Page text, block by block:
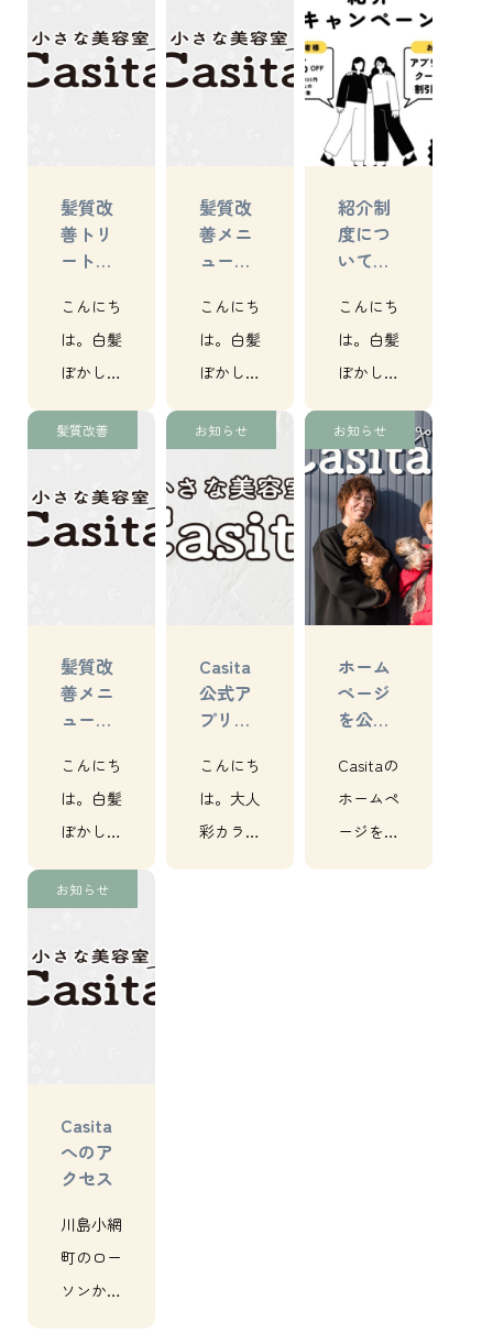
質改善！
更にはヘ
さな美容
室
で…
でも多く
のお客様
の期限を
⇒6/30…
め）と髪
更にはヘ
ッドスパ
が得意
さな美容
室
で…
髪質改
善トリ
ートメ
ャンペ
ーン
（6/30
｜各務
原｜美
こんにち
は。白髪
ぼかし
（明るい
白髪染
質改善！
更にはヘ
さな美容
室
で…
髪質改
善メニ
ュー第2
務原｜
美容室
こんにち
は。白髪
ぼかし
（明るい
白髪染
め）と髪
質改善！
更にはヘ
さな美容
室
で…
紹介制
度につ
いて｜
｜美容
室
こんにち
は。白髪
ぼかし
（明るい
白髪染
め）と髪
質改善！
更にはヘ
ッドスパ
が得意な
美容室
Casita】
髪質改善
髪質改
善メニ
ュー第
各務原
｜美容
室
こんにち
は。白髪
ぼかし
（明るい
白髪染
質改善！
更にはヘ
さな美容
室…
お知らせ
Casita
公式ア
プリの
せ｜各
務原｜
美容室
こんにち
は。大人
彩カラー
（明るい
お知らせ
ホーム
ページ
を公開
た。
Casitaの
ホームペ
ージをご
覧いただ
お知らせ
Casita
へのア
クセス
川島小網
町のロー
ソンから
各務原大